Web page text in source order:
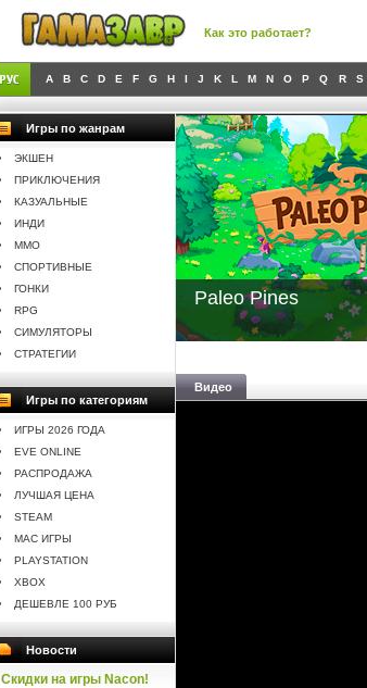
Как это работает?
A B C D E F G H I J K L M N O P Q R S
Игры по жанрам
ЭКШЕН
ПРИКЛЮЧЕНИЯ
КАЗУАЛЬНЫЕ
ИНДИ
MMO
СПОРТИВНЫЕ
ГОНКИ
RPG
СИМУЛЯТОРЫ
СТРАТЕГИИ
Игры по категориям
ИГРЫ 2026 ГОДА
EVE ONLINE
РАСПРОДАЖА
ЛУЧШАЯ ЦЕНА
STEAM
MAC ИГРЫ
PLAYSTATION
XBOX
ДЕШЕВЛЕ 100 РУБ
Новости
Скидки на игры Nacon!
Paleo Pines
Видео